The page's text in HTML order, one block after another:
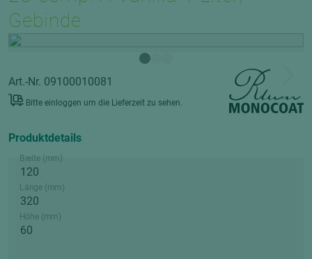
Gebinde
Art.-Nr. 09100010081
Bitte einloggen um die Lieferzeit zu sehen.
Produktdetails
Breite (mm)
Länge (mm)
Höhe (mm)